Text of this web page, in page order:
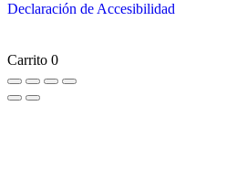
Declaración de Accesibilidad
Carrito 0